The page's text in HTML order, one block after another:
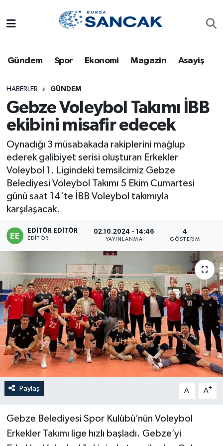
Gündem Spor Ekonomi Magazin Asayiş
HABERLER GÜNDEM
Gebze Voleybol Takımı İBB
ekibini misafir edecek
Oynadığı 3 müsabakada rakiplerini mağlup
ederek galibiyet serisi oluşturan Erkekler
Voleybol 1. Ligindeki temsilcimiz Gebze
Belediyesi Voleybol Takımı 5 Ekim Cumartesi
günü saat 14’te İBB Voleybol takımıyla
karşılaşacak.
EDITÖR EDITÖR
EDITÖR
02.10.2024 - 14:46
YAYINLANMA
4
GÖSTERIM
Paylaş A- A+
Gebze Belediyesi Spor Kulübü’nün Voleybol
Erkekler Takımı lige hızlı başladı. Gebze’yi
Bursa
Dünya
Eğitim
Ekonomi
Genel
Gündem
Magazin
Sağlık
Spor
Türkiye
Trafik Durumu
Süper Lig Puan Durumu ve Fikstür
Tüm Manşetler
Son Dakika Haberleri
Haber Arşivi